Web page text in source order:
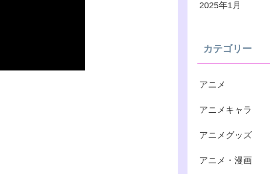
2025年1月
カテゴリー
アニメ
アニメキャラ
アニメグッズ
アニメ・漫画